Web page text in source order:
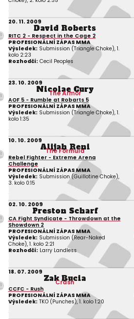
20. 11. 2009
David Roberts
RITC 2 - Respect in the Cage 2
PROFESIONÁLNÍ ZÁPAS MMA
Výsledek: Submission (Triangle Choke), 1.
kolo 2:23
Rozhodčí: Cecil Peoples
23. 10. 2009
Nicolae Cury
The Armor
AOF 5 - Rumble at Robarts 5
PROFESIONÁLNÍ ZÁPAS MMA
Výsledek: Submission (Triangle Choke), 1.
kolo 1:35
10. 10. 2009
Alijah Reni
The Formula
Rebel Fighter - Extreme Arena
Challenge
PROFESIONÁLNÍ ZÁPAS MMA
Výsledek: Submission (Guillotine Choke),
3. kolo 0:15
02. 10. 2009
Preston Scharf
CA Fight Syndicate - Throwdown at the
Showdown 2
PROFESIONÁLNÍ ZÁPAS MMA
Výsledek: Submission (Rear-Naked
Choke), 1. kolo 2:21
Rozhodčí: Larry Landless
18. 07. 2009
Zak Bucia
Crash
CCFC - Rush
PROFESIONÁLNÍ ZÁPAS MMA
Výsledek: TKO (Punches), 1. kolo 1:20